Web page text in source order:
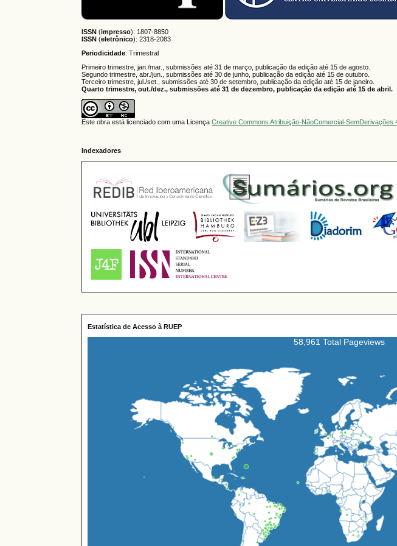
ISSN (impresso): 1807-8850
ISSN (eletrônico):2318-2083
Periodicidade: Trimestral
Primeiro trimestre, jan./mar., submissões até 31 de março, publicação da edição até 15 de agosto.
Segundo trimestre, abr./jun., submissões até 30 de junho, publicação da edição até 15 de outubro.
Terceiro trimestre, jul./set., submissões até 30 de setembro, publicação da edição até 15 de janeiro.
Quarto trimestre, out./dez., submissões até 31 de dezembro, publicação da edição até 15 de abril.
Este obra está licenciado com uma LicençaCreative Commons Atribuição-NãoComercial-SemDerivações
Indexadores
Estatística de Acesso à RUEP
58,961 Total Pageviews